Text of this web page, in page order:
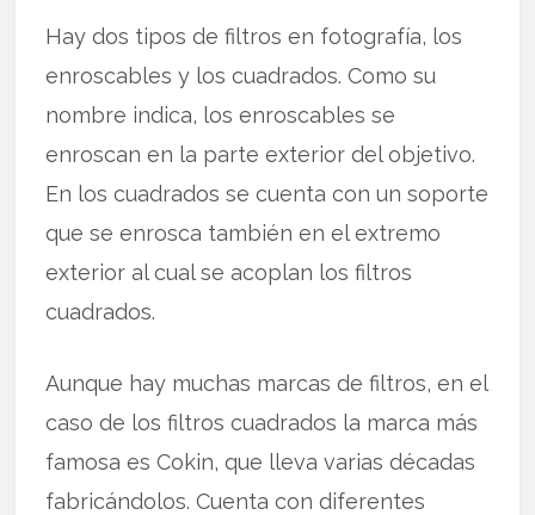
Hay dos tipos de filtros en fotografía, los
enroscables y los cuadrados. Como su
nombre indica, los enroscables se
enroscan en la parte exterior del objetivo.
En los cuadrados se cuenta con un soporte
que se enrosca también en el extremo
exterior al cual se acoplan los filtros
cuadrados.
Aunque hay muchas marcas de filtros, en el
caso de los filtros cuadrados la marca más
famosa es Cokin, que lleva varias décadas
fabricándolos. Cuenta con diferentes